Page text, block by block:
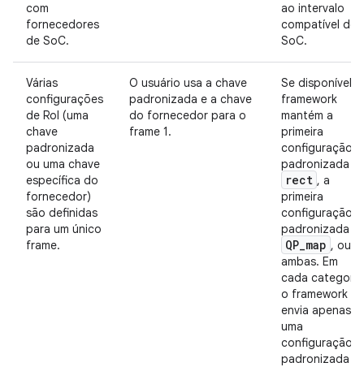
com
fornecedores
de SoC.
ao intervalo
compatível do
SoC.
Várias
configurações
de RoI (uma
chave
padronizada
ou uma chave
específica do
fornecedor)
são definidas
para um único
frame.
O usuário usa a chave
padronizada e a chave
do fornecedor para o
frame 1.
Se disponível,
framework
mantém a
primeira
configuração
padronizada
rect , a
primeira
configuração
padronizada
QP_map , ou
ambas. Em
cada
o framework
envia apenas
uma
configuração
padronizada